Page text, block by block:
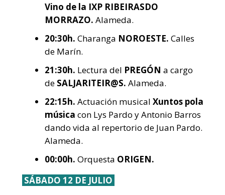
Vino de la IXP RIBEIRASDO
MORRAZO. Alameda.
20:30h. Charanga NOROESTE. Calles
de Marín.
21:30h. Lectura del PREGÓN a cargo
de SALJARITEIR@S. Alameda.
22:15h. Actuación musical Xuntos pola
música con Lys Pardo y Antonio Barros
dando vida al repertorio de Juan Pardo.
Alameda.
00:00h. Orquesta ORIGEN.
SÁBADO 12 DE JULIO